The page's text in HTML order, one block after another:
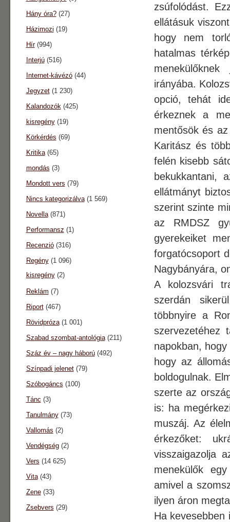
zsúfolódást.
ellátásuk
hogy nem
hatalmas
irányába.
opció, tehát
érkeznek a
mentősök és
Karitász és
felén kisebb
bekukkantani,
ellátmányt
szerint szinte
az RMDSZ
gyerekeiket
forgatócsoport
Nagybányára,
A kolozsvári
szerdán
többnyire a
szervezetéhez
napokban,
hogy az
boldogulnak.
szerte az
is: ha
muszáj. Az
érkezőket:
visszaigazolja
menekülők
amivel a
ilyen áron
Ha
Hány óra?(27)
Házimozi (19)
Hír(994)
Interjú(516)
Internet-kávézó(44)
Jegyzet(1 230)
Kalandozók(425)
kisregény(19)
Körkérdés (69)
Kritika(65)
mondás (3)
Mondott vers (79)
Nincs kategorizálva(1 569)
Novella(871)
Performansz (1)
Recenzió(316)
Regény(1 096)
kisregény(2)
Reklám (7)
Riport(467)
Rövidpróza(1 001)
Szabad szombat-antológia(211)
Száz év – nagy háború(492)
Színpadi jelenet(79)
Szóbogáncs (100)
Tánc (3)
Tanulmány(73)
Vallomás (2)
Vendégség(2)
Vers (14 625)
Vita(43)
Zene(33)
Zsebvers (29)